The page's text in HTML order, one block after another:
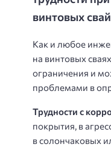
винтовых свай
Как и любое
на винтовых
ограничения и
проблемами в
Трудности с
покрытия, в
в солончаковых